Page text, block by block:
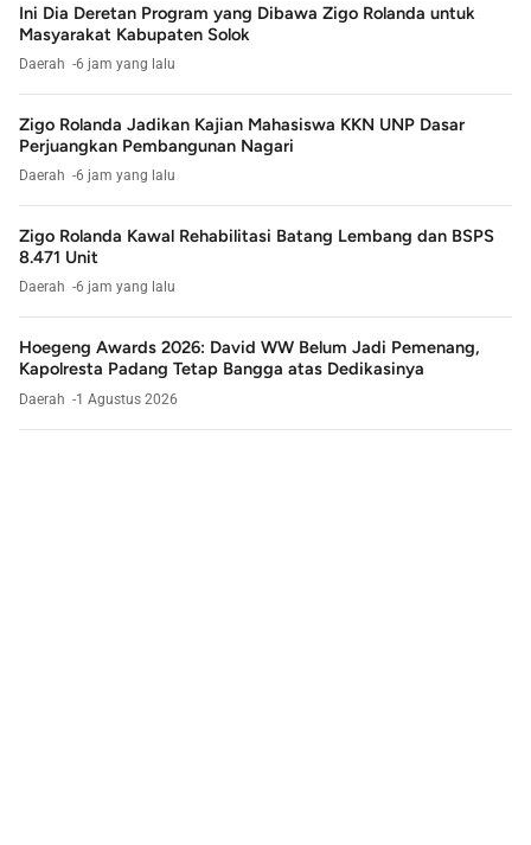
Ini Dia Deretan Program yang Dibawa Zigo Rolanda untuk
Masyarakat Kabupaten Solok
Daerah 6 jam yang lalu
Zigo Rolanda Jadikan Kajian Mahasiswa KKN UNP Dasar
Perjuangkan Pembangunan Nagari
Daerah 6 jam yang lalu
Zigo Rolanda Kawal Rehabilitasi Batang Lembang dan BSPS
8.471 Unit
Daerah 6 jam yang lalu
Hoegeng Awards 2026: David WW Belum Jadi Pemenang,
Kapolresta Padang Tetap Bangga atas Dedikasinya
Daerah 1 Agustus 2026